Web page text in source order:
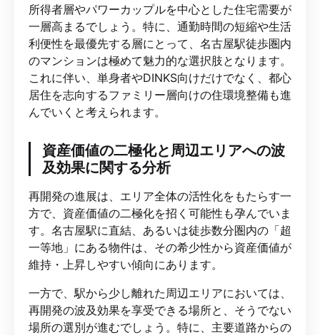
所得者層やパワーカップルを中心とした住宅需要が
一層高まるでしょう。特に、通勤時間の短縮や生活
利便性を最優先する層にとって、名古屋駅徒歩圏内
のマンションは極めて魅力的な選択肢となります。
これに伴い、単身者やDINKS向けだけでなく、都心
居住を志向するファミリー層向けの住環境整備も進
んでいくと考えられます。
資産価値の二極化と周辺エリアへの波
及効果に関する分析
再開発の進展は、エリア全体の活性化をもたらす一
方で、資産価値の二極化を招く可能性も孕んでいま
す。名古屋駅に直結、あるいは徒歩数分圏内の「超
一等地」にある物件は、その希少性から資産価値が
維持・上昇しやすい傾向にあります。
一方で、駅から少し離れた周辺エリアにおいては、
再開発の波及効果を享受できる場所と、そうでない
場所の選別が進むでしょう。特に、主要道路からの